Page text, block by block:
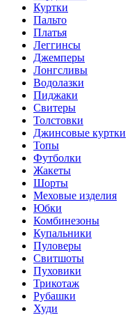
Куртки
Пальто
Платья
Леггинсы
Джемперы
Лонгсливы
Водолазки
Пиджаки
Свитеры
Толстовки
Джинсовые куртки
Топы
Футболки
Жакеты
Шорты
Меховые изделия
Юбки
Комбинезоны
Купальники
Пуловеры
Свитшоты
Пуховики
Трикотаж
Рубашки
Худи